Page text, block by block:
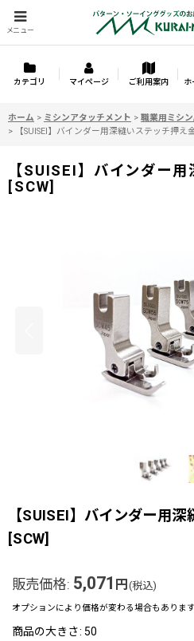
メニュー
カテゴリ マイページ ご利用案内 ホ
ホーム > ミシンアタッチメント > 職業用ミシ
>
【SUISEI】バインダー用深縫いステッチ押え
【SUISEI】バインダー
[SCW]
【SUISEI】バインダー用
[SCW]
販売価格: 5,071 円 (税込)
オプションにより価格が変わる場合もあります
商品の大きさ: 50